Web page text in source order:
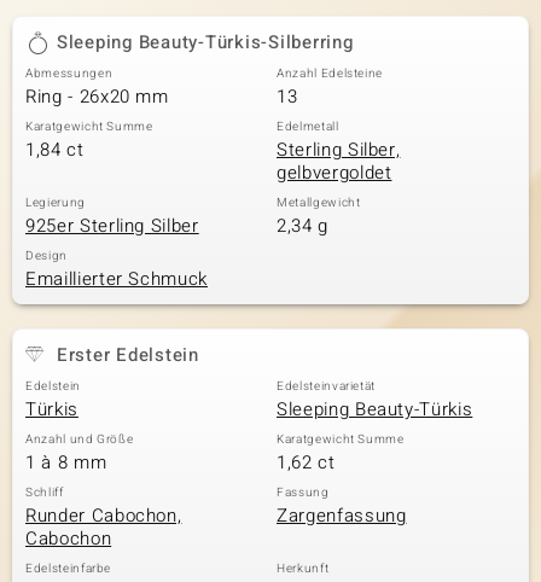
Sleeping Beauty-Türkis-Silberring
Abmessungen
Ring - 26x20 mm
Anzahl Edelsteine
13
Karatgewicht Summe
1,84 ct
Edelmetall
Sterling Silber,
gelbvergoldet
Legierung
925er Sterling Silber
Metallgewicht
2,34 g
Design
Emaillierter Schmuck
Erster Edelstein
Edelstein
Türkis
Edelsteinvarietät
Sleeping Beauty-Türkis
Anzahl und Größe
1 à 8 mm
Karatgewicht Summe
1,62 ct
Schliff
Runder Cabochon,
Cabochon
Fassung
Zargenfassung
Edelsteinfarbe Herkunft